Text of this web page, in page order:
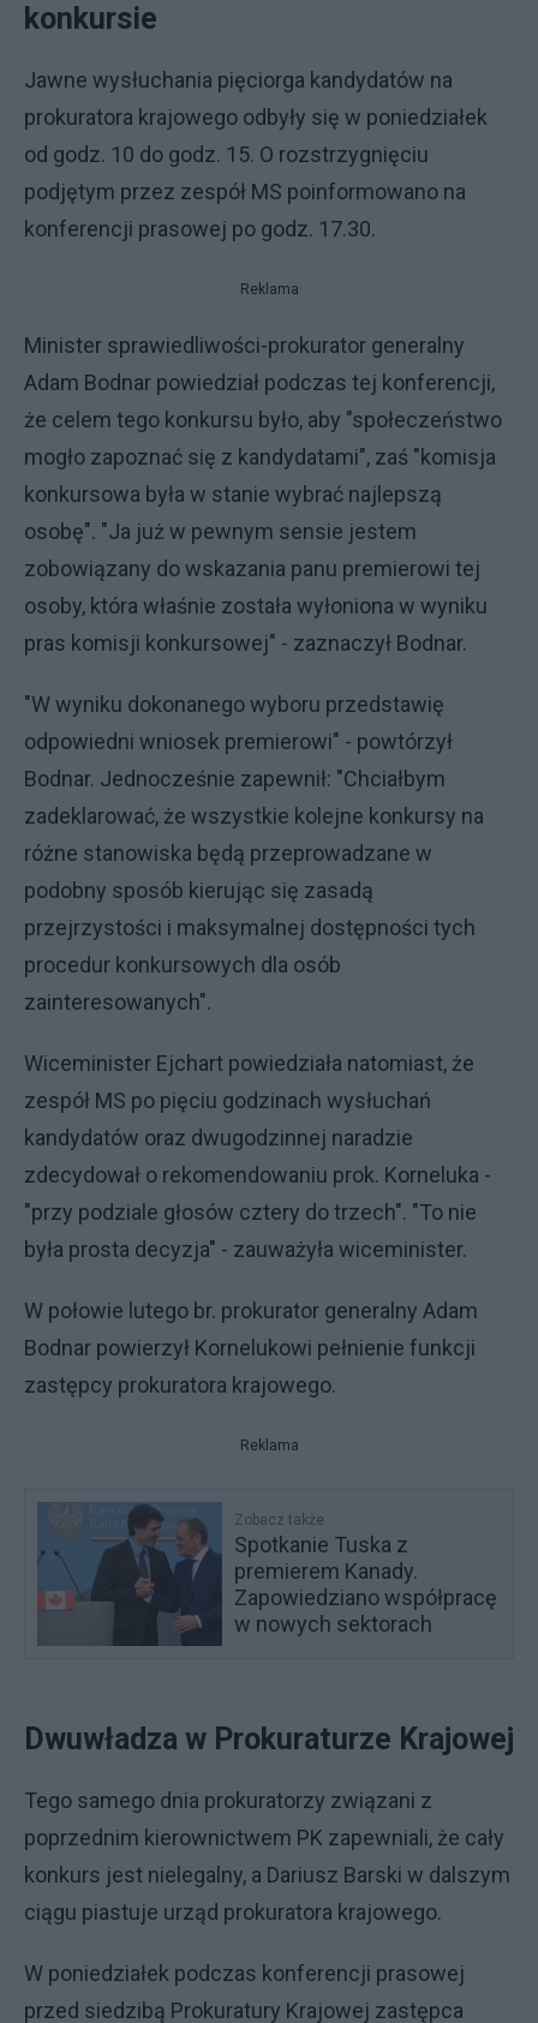
konkursie
Jawne wysłuchania pięciorga kandydatów na
prokuratora krajowego odbyły się w poniedziałek
od godz. 10 do godz. 15. O rozstrzygnięciu
podjętym przez zespół MS poinformowano na
konferencji prasowej po godz. 17.30.
Reklama
Minister sprawiedliwości-prokurator generalny
Adam Bodnar powiedział podczas tej konferencji,
że celem tego konkursu było, aby "społeczeństwo
mogło zapoznać się z kandydatami", zaś "komisja
konkursowa była w stanie wybrać najlepszą
osobę". "Ja już w pewnym sensie jestem
zobowiązany do wskazania panu premierowi tej
osoby, która właśnie została wyłoniona w wyniku
pras komisji konkursowej" - zaznaczył Bodnar.
"W wyniku dokonanego wyboru przedstawię
odpowiedni wniosek premierowi" - powtórzył
Bodnar. Jednocześnie zapewnił: "Chciałbym
zadeklarować, że wszystkie kolejne konkursy na
różne stanowiska będą przeprowadzane w
podobny sposób kierując się zasadą
przejrzystości i maksymalnej dostępności tych
procedur konkursowych dla osób
zainteresowanych".
Wiceminister Ejchart powiedziała natomiast, że
zespół MS po pięciu godzinach wysłuchań
kandydatów oraz dwugodzinnej naradzie
zdecydował o rekomendowaniu prok. Korneluka -
"przy podziale głosów cztery do trzech". "To nie
była prosta decyzja" - zauważyła wiceminister.
W połowie lutego br. prokurator generalny Adam
Bodnar powierzył Kornelukowi pełnienie funkcji
zastępcy prokuratora krajowego.
Reklama
Zobacz także
Spotkanie Tuska z
premierem Kanady.
Zapowiedziano współpracę
w nowych sektorach
Dwuwładza w Prokuraturze Krajowej
Tego samego dnia prokuratorzy związani z
poprzednim kierownictwem PK zapewniali, że cały
konkurs jest nielegalny, a Dariusz Barski w dalszym
ciągu piastuje urząd prokuratora krajowego.
W poniedziałek podczas konferencji prasowej
przed siedzibą Prokuratury Krajowej zastępca